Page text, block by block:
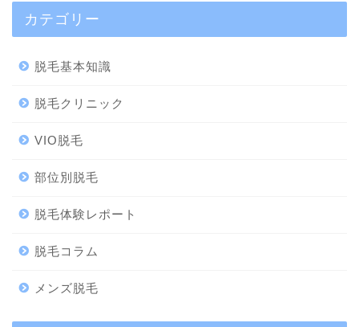
カテゴリー
脱毛基本知識
脱毛クリニック
VIO脱毛
部位別脱毛
脱毛体験レポート
脱毛コラム
メンズ脱毛